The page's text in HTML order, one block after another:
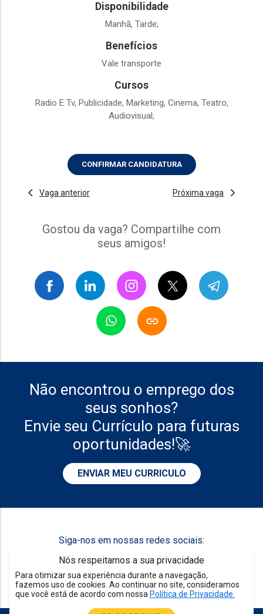
Nós respeitamos a sua privacidade
Para otimizar sua experiência durante a navegação,
fazemos uso de cookies. Ao continuar no site, consideramos
que você está de acordo com nossa Política de Privacidade.
Disponibilidade
Manhã, Tarde;
Benefícios
Vale transporte
Cursos
Radio E Tv, Publicidade, Marketing, Cinema, Teatro,
Audiovisual;
CONFIRMAR CANDIDATURA
Vaga anterior Próxima vaga
Gostou da vaga? Compartilhe com
seus amigos!
Não encontrou o emprego dos
seus sonhos?
Envie seu Currículo para futuras
oportunidades!🚀
ENVIAR MEU CURRICULO
Siga-nos em nossas redes sociais: